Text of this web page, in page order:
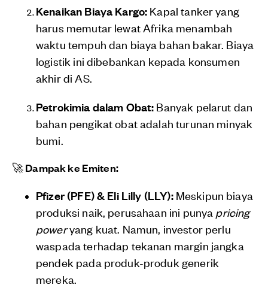
Kenaikan Biaya Kargo: Kapal tanker yang
harus memutar lewat Afrika menambah
waktu tempuh dan biaya bahan bakar. Biaya
logistik ini dibebankan kepada konsumen
akhir di AS.
Petrokimia dalam Obat: Banyak pelarut dan
bahan pengikat obat adalah turunan minyak
bumi.
🚀 Dampak ke Emiten:
Pfizer (PFE) & Eli Lilly (LLY):Meskipun biaya
produksi naik, perusahaan ini punya pricing
poweryang kuat. Namun, investor perlu
waspada terhadap tekanan margin jangka
pendek pada produk-produk generik
mereka.